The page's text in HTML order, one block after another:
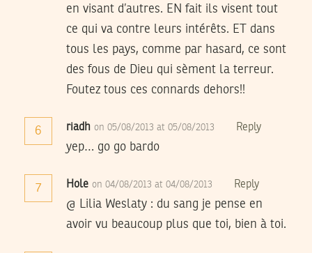
en visant d’autres. EN fait ils visent tout
ce qui va contre leurs intérêts. ET dans
tous les pays, comme par hasard, ce sont
des fous de Dieu qui sèment la terreur.
Foutez tous ces connards dehors!!
6 riadh on 05/08/2013 at 05/08/2013 Reply
yep… go go bardo
7 Hole on 04/08/2013 at 04/08/2013 Reply
@ Lilia Weslaty : du sang je pense en
avoir vu beaucoup plus que toi, bien à toi.